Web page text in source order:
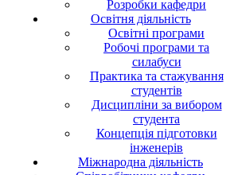
Розробки кафедри
Освітня діяльність
Освітні програми
Робочі програми та
силабуси
Практика та стажування
студентів
Дисципліни за вибором
студента
Концепція підготовки
інженерів
Міжнародна діяльність